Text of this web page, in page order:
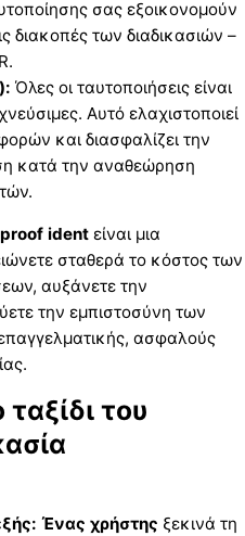
σας εξοικονομούν
διακοπές των διαδικασιών –
Όλες οι ταυτοποιήσεις είναι
Αυτό ελαχιστοποιεί
και διασφαλίζει την
κατά την αναθεώρηση
ident είναι μια
σταθερά το κόστος των
αυξάνετε την
την εμπιστοσύνη των
ασφαλούς
του
Ένας χρήστης ξεκινά τη